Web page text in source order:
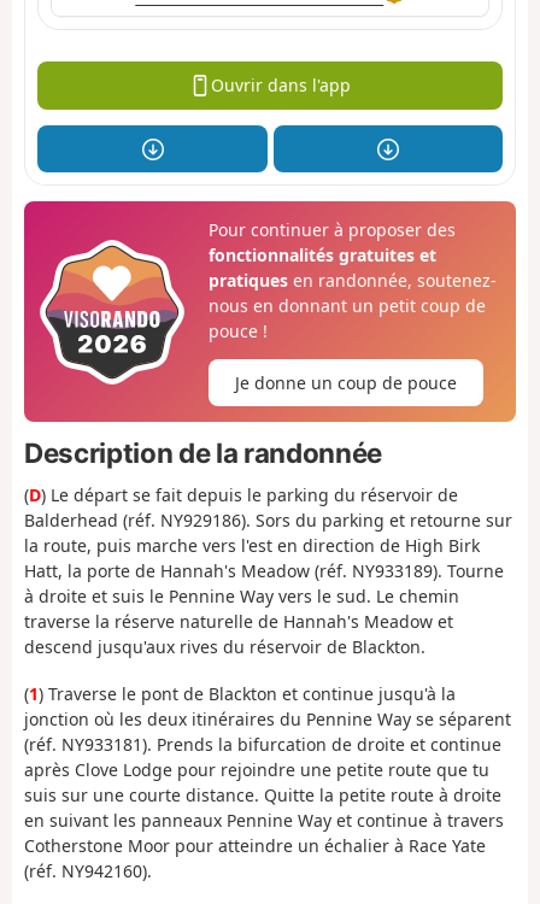
Ouvrir dans l'app
Pour continuer à proposer des
fonctionnalités gratuites et
pratiquesen randonnée, soutenez-
nous en donnant un petit coup de
pouce !
Je donne un coup de pouce
Description de la randonnée
(D) Le départ se fait depuis le parking du réservoir de
Balderhead (réf. NY929186). Sors du parking et retourne sur
la route, puis marche vers l'est en direction de High Birk
Hatt, la porte de Hannah's Meadow (réf. NY933189). Tourne
à droite et suis le Pennine Way vers le sud. Le chemin
traverse la réserve naturelle de Hannah's Meadow et
descend jusqu'aux rives du réservoir de Blackton.
(1) Traverse le pont de Blackton et continue jusqu'à la
jonction où les deux itinéraires du Pennine Way se séparent
(réf. NY933181). Prends la bifurcation de droite et continue
après Clove Lodge pour rejoindre une petite route que tu
suis sur une courte distance. Quitte la petite route à droite
en suivant les panneaux Pennine Way et continue à travers
Cotherstone Moor pour atteindre un échalier à Race Yate
(réf. NY942160).